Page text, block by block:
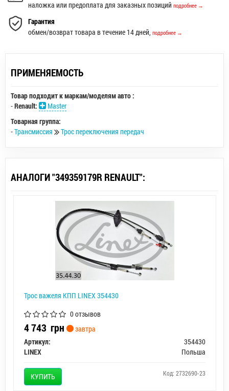
наложка или предоплата для заказных позиций подробнее →
Гарантия
обмен/возврат товара в течение 14 дней, подробнее →
ПРИМЕНЯЕМОСТЬ
Товар подходит к маркам/моделям авто :
-Renault:
Master
Товарная группа:
-Трансмиссия Трос переключения передач
АНАЛОГИ "349359179R RENAULT":
Трос важеля КПП LINEX 354430
0 отзывов
4 743 грн
завтра
Артикул:
354430
LINEX
Польша
КУПИТЬ Код: 2732690-23